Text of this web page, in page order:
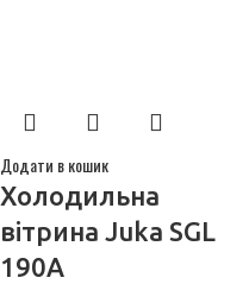
Додати в кошик
Холодильна
вітрина Juka SGL
190A